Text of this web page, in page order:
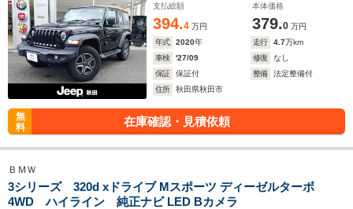
支払総額
394.4 万円
本体価格
379.0 万円
年式
2020年 走行 4.7万km
車検
'27/09 修復
なし
保証
保証付 整備
法定整備付
住所
秋田県秋田市
無
料
在庫確認・見積依頼
ＢＭＷ
3シリーズ 320d xドライブ Mスポーツ ディーゼルターボ
4WD ハイライン 純正ナビ LED Bカメラ